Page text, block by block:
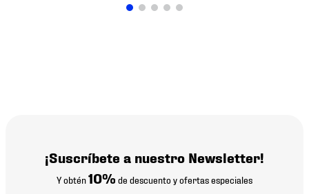
¡Suscríbete a nuestro Newsletter!
Y obtén10% de descuento y ofertas especiales